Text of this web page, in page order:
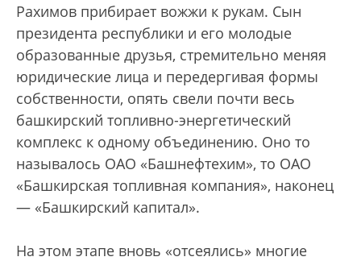
Рахимов прибирает вожжи к рукам. Сын
президента республики и его молодые
образованные друзья, стремительно меняя
юридические лица и передергивая формы
собственности, опять свели почти весь
башкирский топливно-энергетический
комплекс к одному объединению. Оно то
называлось ОАО «Башнефтехим», то ОАО
«Башкирская топливная компания», наконец
— «Башкирский капитал».
На этом этапе вновь «отсеялись» многие